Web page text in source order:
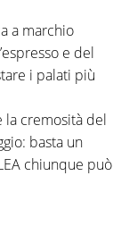
a marchio
e del
i palati più
la cremosità del
basta un
chiunque può